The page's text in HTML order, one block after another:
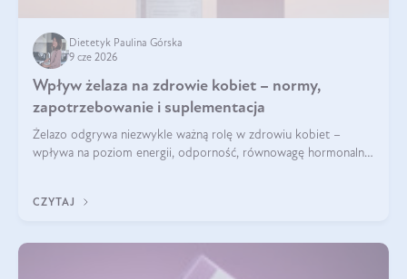
Dietetyk Paulina Górska
9 cze 2026
Wpływ żelaza na zdrowie kobiet – normy,
zapotrzebowanie i suplementacja
Żelazo odgrywa niezwykle ważną rolę w zdrowiu kobiet –
wpływa na poziom energii, odporność, równowagę hormonalną
zawrotów głowy czy problemów z
CZYTAJ